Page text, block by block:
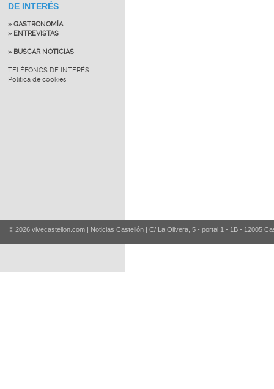
DE INTERÉS
» GASTRONOMÍA
» ENTREVISTAS
» BUSCAR NOTICIAS
TELÉFONOS DE INTERÉS
Política de cookies
© 2026 vivecastellon.com | Noticias Castellón | C/ La Olivera, 5 - portal 1 - 1B - 12005